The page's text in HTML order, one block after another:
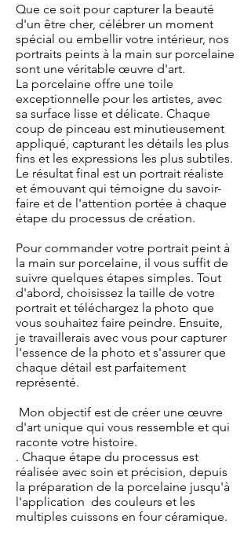
Que ce soit pour capturer la beauté
d'un être cher, célébrer un moment
spécial ou embellir votre intérieur, nos
portraits peints à la main sur porcelaine
sont une véritable œuvre d'art.
La porcelaine offre une toile
exceptionnelle pour les artistes, avec
sa surface lisse et délicate. Chaque
coup de pinceau est minutieusement
appliqué, capturant les détails les plus
fins et les expressions les plus subtiles.
Le résultat final est un portrait réaliste
et émouvant qui témoigne du savoir-
faire et de l'attention portée à chaque
étape du processus de création.
Pour commander votre portrait peint à
la main sur porcelaine, il vous suffit de
suivre quelques étapes simples. Tout
d'abord, choisissez la taille de votre
portrait et téléchargez la photo que
vous souhaitez faire peindre. Ensuite,
je travaillerais avec vous pour capturer
l'essence de la photo et s'assurer que
chaque détail est parfaitement
représenté.
Mon objectif est de créer une œuvre
d'art unique qui vous ressemble et qui
raconte votre histoire.
. Chaque étape du processus est
réalisée avec soin et précision, depuis
la préparation de la porcelaine jusqu'à
l'application des couleurs et les
multiples cuissons en four céramique.